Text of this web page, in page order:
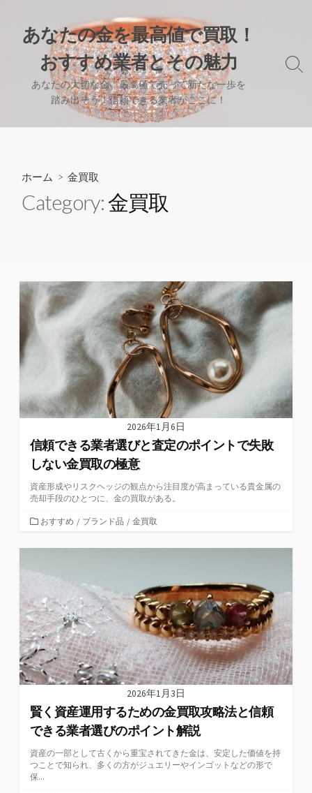
キ
あなたの金を最高値で買取！
おすすめ業者とその魅力
あなたの大切な金、最高値で売って新たな一歩を
踏み出そう！信頼できる業者がここに！
検
ホーム > 金買取
Category:金買取
2026年1月6日
信頼できる業者選びと査定のポイントで失敗
しない金買取の極意
資産形成やリスクヘッジの観点から注目度が高まっている貴金属の
売却手段のひとつに、金の買取がある。
カ
ゴ
ー
おすすめ / ブランド品 / 金買取
2026年1月3日
賢く資産運用するための金買取攻略法と信頼
できる業者選びのポイント解説
資産の一部として古くから重宝されてきた金は、安定した価値を持
つことで知られ、多くの方がジュエリーやインゴットなどの形で
保...